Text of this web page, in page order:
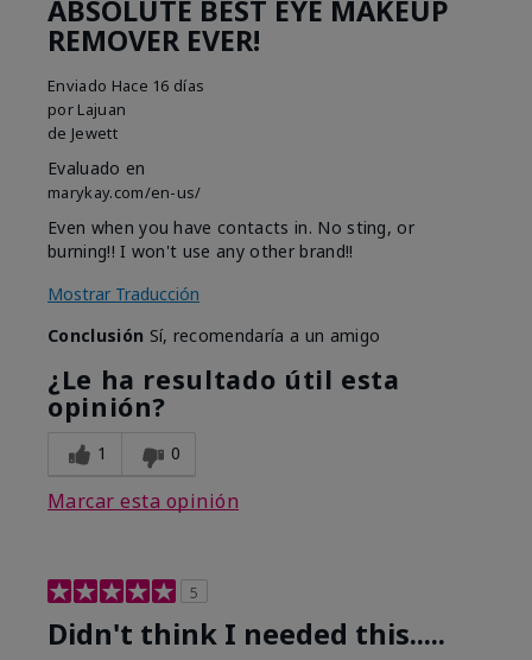
ABSOLUTE BEST EYE MAKEUP
REMOVER EVER!
Enviado Hace 16 días
por Lajuan
de Jewett
Evaluado en
marykay.com/en-us/
Even when you have contacts in. No sting, or
burning!! I won't use any other brand!!
Mostrar Traducción
Conclusión Sí, recomendaría a un amigo
¿Le ha resultado útil esta
opinión?
1 0
Marcar esta opinión
5
Didn't think I needed this.....